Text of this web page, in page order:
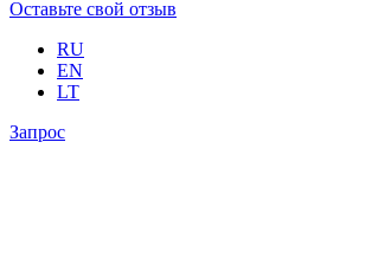
Оставьте свой отзыв
RU
EN
LT
Запрос